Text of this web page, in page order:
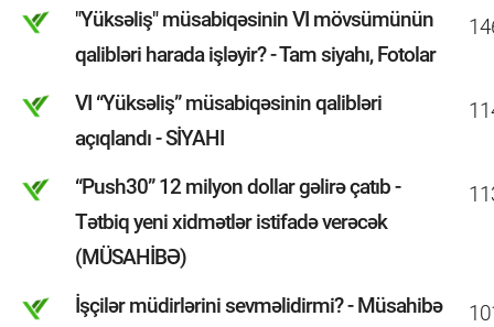
"Yüksəliş" müsabiqəsinin VI mövsümünün
qalibləri harada işləyir? - Tam siyahı, Fotolar
VI “Yüksəliş” müsabiqəsinin qalibləri
açıqlandı - SİYAHI
“Push30” 12 milyon dollar gəlirə çatıb -
Tətbiq yeni xidmətlər istifadə verəcək
(MÜSAHİBƏ)
İşçilər müdirlərini sevməlidirmi? - Müsahibə